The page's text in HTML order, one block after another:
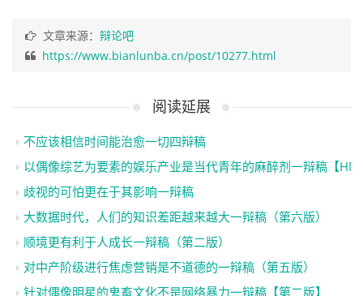
文章来源： 辩论吧
https://www.bianlunba.cn/post/10277.html
阅读延展
不应该相信时间能治愈一切四辩稿
以偶像综艺为要素的娱乐产业是当代青年的麻醉剂一辩稿【HM
歧视的可怕更在于其影响一辩稿
大数据时代，人们的知识差距越来越大一辩稿（第六版）
顺境更有利于人成长一辩稿（第二版）
对中产阶级进行焦虑营销是不道德的一辩稿（第五版）
针对偶像明星的鬼畜文化不是网络暴力一辩稿【第二版】